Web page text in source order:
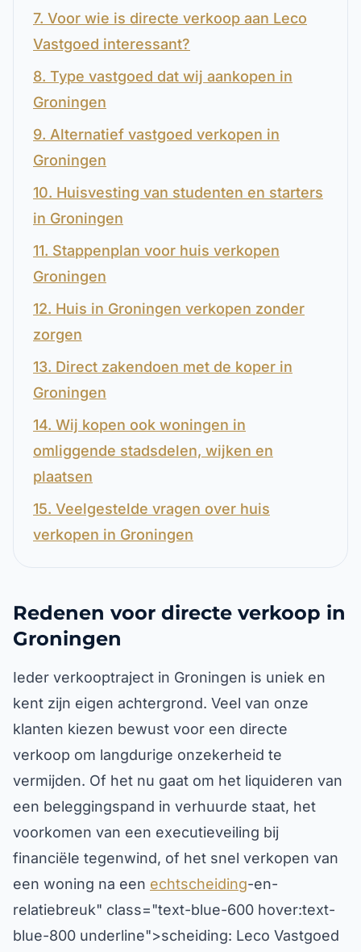
7. Voor wie is directe verkoop aan Leco
Vastgoed interessant?
8. Type vastgoed dat wij aankopen in
Groningen
9. Alternatief vastgoed verkopen in
Groningen
10. Huisvesting van studenten en starters
in Groningen
11. Stappenplan voor huis verkopen
Groningen
12. Huis in Groningen verkopen zonder
zorgen
13. Direct zakendoen met de koper in
Groningen
14. Wij kopen ook woningen in
omliggende stadsdelen, wijken en
plaatsen
15. Veelgestelde vragen over huis
verkopen in Groningen
Redenen voor directe verkoop in
Groningen
Ieder verkooptraject in Groningen is uniek en
kent zijn eigen achtergrond. Veel van onze
klanten kiezen bewust voor een directe
verkoop om langdurige onzekerheid te
vermijden. Of het nu gaat om het liquideren van
een beleggingspand in verhuurde staat, het
voorkomen van een executieveiling bij
financiële tegenwind, of het snel verkopen van
een woning na een echtscheiding-en-
relatiebreuk" class="text-blue-600 hover:text-
blue-800 underline">scheiding: Leco Vastgoed